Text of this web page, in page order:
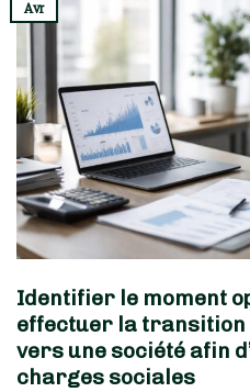
Avr
Identifier le moment
effectuer la
vers une société afin
charges sociales